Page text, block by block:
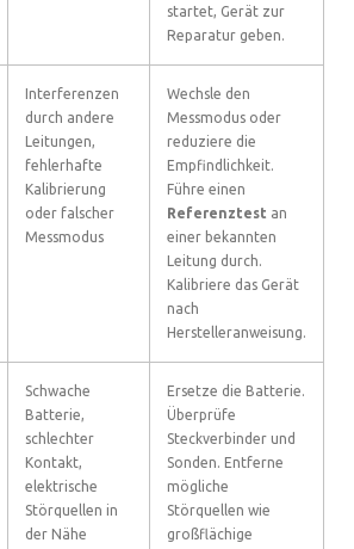
startet, Gerät zur
Reparatur geben.
Interferenzen
durch andere
Leitungen,
fehlerhafte
Kalibrierung
oder falscher
Messmodus
Wechsle den
Messmodus oder
reduziere die
Empfindlichkeit.
Führe einen
Referenztest an
einer bekannten
Leitung durch.
Kalibriere das Gerät
nach
Herstelleranweisung.
Schwache
Batterie,
schlechter
Kontakt,
elektrische
Störquellen in
der Nähe
Ersetze die Batterie.
Überprüfe
Steckverbinder und
Sonden. Entferne
mögliche
Störquellen wie
großflächige